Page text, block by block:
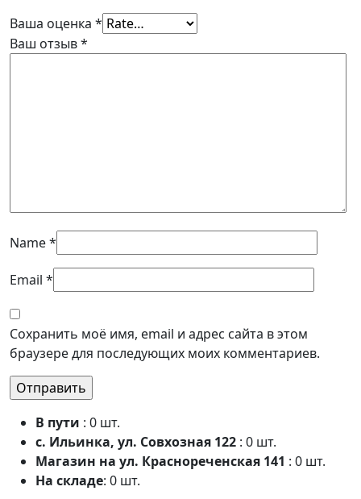
Ваша оценка *
Ваш отзыв*
Name*
Email *
Сохранить моё имя, email и адрес сайта в этом
браузере для последующих моих комментариев.
В пути : 0 шт.
с. Ильинка, ул. Совхозная 122 : 0 шт.
Магазин на ул. Краснореченская 141 : 0 шт.
На складе: 0 шт.